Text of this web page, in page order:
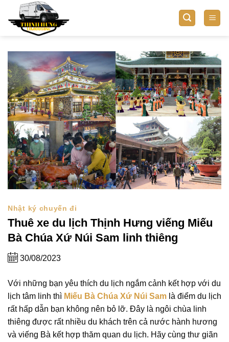
qua
Nhật ký chuyến đi
Thuê xe du lịch Thịnh Hưng viếng Miếu
Bà Chúa Xứ Núi Sam linh thiêng
30/08/2023
Với những bạn yêu thích du lịch ngắm cảnh kết hợp với du
lịch tâm linh thì Miếu Bà Chúa Xứ Núi Sam là điểm du lịch
rất hấp dẫn bạn không nên bỏ lỡ. Đây là ngôi chùa linh
thiêng được rất nhiều du khách trên cả nước hành hương
và viếng Bà kết hợp thăm quan du lịch. Hãy cùng thư giãn